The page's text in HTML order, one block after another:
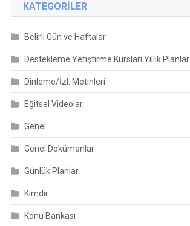
KATEGORILER
Belirli Gün ve Haftalar
Destekleme Yetiştirme Kursları Yıllık Planlar
Dinleme/İzl. Metinleri
Eğitsel Videolar
Genel
Genel Dokümanlar
Günlük Planlar
Kimdir
Konu Bankası